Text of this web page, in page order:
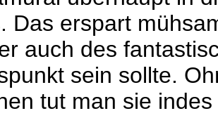
Das erspart
auch des
sein sollte.
tut man sie